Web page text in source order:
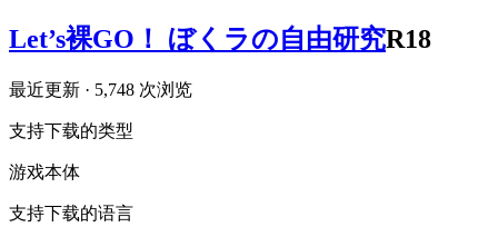
Let’s裸GO！ ぼくラの自由研究R18
最近更新 · 5,748 次浏览
支持下载的类型
游戏本体
支持下载的语言